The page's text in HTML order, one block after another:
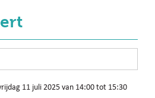
11 juli 2025 van 14:00 tot 15:30